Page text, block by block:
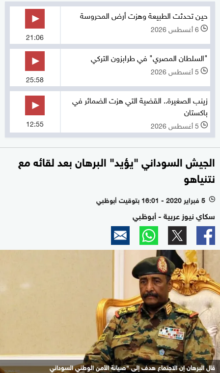
حين تحدثت الطبيعة وهزت أرض المحروسة
l 6 أغسطس 2026
21:06
"السلطان المصري" في طرابزون التركي
l 5 أغسطس 2026
25:58
زينب الصغيرة.. القضية التي هزت الضمائر في
باكستان
l 5 أغسطس 2026 12:55
الجيش السوداني "يؤيد" البرهان بعد لقائه مع
نتنياهو
l 5 فبراير 2020 - 16:01 بتوقيت أبوظبي
سكاي نيوز عربية - أبوظبي
قال البرهان إن الاجتماع هدف إلى "صيانة الأمن الوطني السوداني